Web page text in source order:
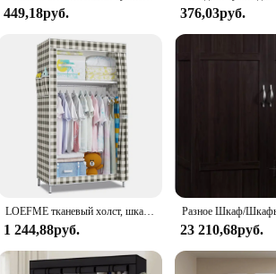
449,18руб. 376,03руб.
LOEFME тканевый холст, шкаф для хранения, подвесной шкаф, полки, сверхпрочный тканевый холщовый шкаф, стеллажи для одежды
1 244,88руб. 23 210,68руб.